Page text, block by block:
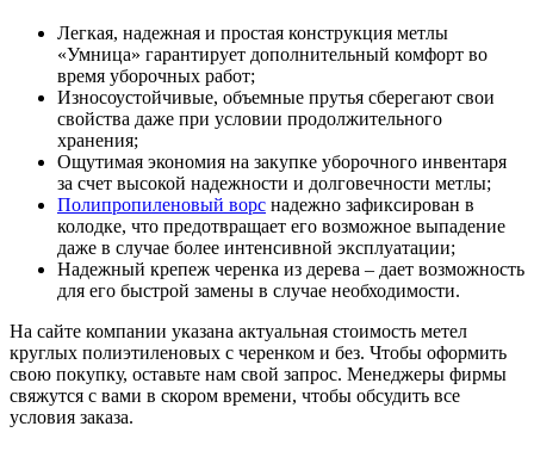
Легкая, надежная и простая конструкция метлы
«Умница» гарантирует дополнительный комфорт во
время уборочных работ;
Износоустойчивые, объемные прутья сберегают свои
свойства даже при условии продолжительного
хранения;
Ощутимая экономия на закупке уборочного инвентаря
за счет высокой надежности и долговечности метлы;
Полипропиленовый ворс надежно зафиксирован в
колодке, что предотвращает его возможное выпадение
даже в случае более интенсивной эксплуатации;
Надежный крепеж черенка из дерева – дает возможность
для его быстрой замены в случае необходимости.
На сайте компании указана актуальная стоимость метел
круглых полиэтиленовых с черенком и без. Чтобы оформить
свою покупку, оставьте нам свой запрос. Менеджеры фирмы
свяжутся с вами в скором времени, чтобы обсудить все
условия заказа.